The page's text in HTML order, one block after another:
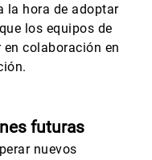
la hora de adoptar
los equipos de
colaboración en
futuras
nuevos